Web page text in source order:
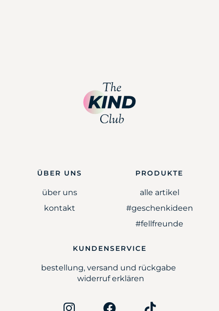
ÜBER UNS
über uns
kontakt
PRODUKTE
alle artikel
#geschenkideen
#fellfreunde
KUNDENSERVICE
bestellung, versand und rückgabe
widerruf erklären